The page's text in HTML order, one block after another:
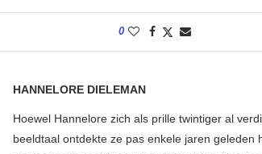
0
HANNELORE DIELEMAN
Hoewel Hannelore zich als prille twintiger al
beeldtaal ontdekte ze pas enkele jaren geleden